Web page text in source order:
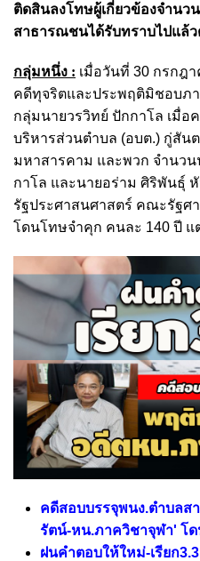
ติดสินลงโทษผู้เกี่ยวข้องจำนว
สาธารณชนได้รับทราบไปแล้
กลุ่มหนึ่ง : เมื่อวันที่ 30 กรกฎ
คดีทุจริตและประพฤติมิชอบภ
กลุ่มนายวรวิทย์ ปักกาโล เมื่อ
บริหารส่วนตำบล (อบต.) กู่สัน
มหาสารคาม และพวก จำนว
กาโล และนายอร่าม ศิริพันธุ์
รัฐประศาสนศาสตร์ คณะรัฐศ
โดนโทษจำคุก คนละ 140 ปี แ
คดีสอบบรรจุพนง.ตำบลส
รัตน์-หน.ภาควิชาจุฬา' โ
ฝนคำตอบให้ใหม่-เรียก